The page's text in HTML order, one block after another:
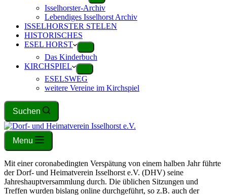
Isselhorster-Archiv
Lebendiges Isselhorst Archiv
ISSELHORSTER STELEN
HISTORISCHES
ESEL HORST
Das Kinderbuch
KIRCHSPIEL
ESELSWEG
weitere Vereine im Kirchspiel
Suchen
Menu
Mit einer coronabedingten Verspätung von einem halben Jahr führte
der Dorf- und Heimatverein Isselhorst e.V. (DHV) seine
Jahreshauptversammlung durch. Die üblichen Sitzungen und
Treffen wurden bislang online durchgeführt, so z.B. auch der